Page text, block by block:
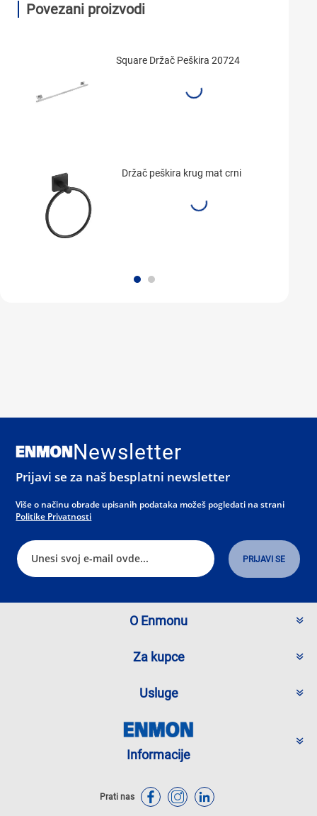
Povezani proizvodi
Square Držač Peškira 20724
Držač peškira krug mat crni
Newsletter
Prijavi se za naš besplatni newsletter
Više o načinu obrade upisanih podataka možeš pogledati na strani
Politike Privatnosti
O Enmonu
Za kupce
Usluge
Informacije
Prati nas